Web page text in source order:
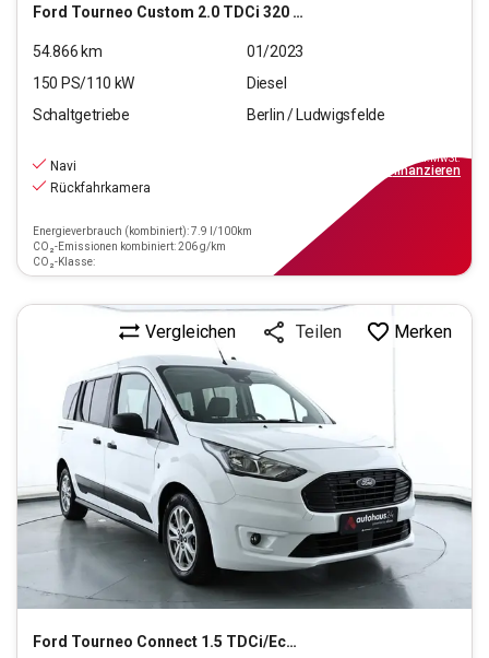
Ford Tourneo Custom 2.0 TDCi 320 L1 Titanium X (EURO 6d
54.866 km
01/2023
150 PS/110 kW
Diesel
Schaltgetriebe
Berlin / Ludwigsfelde
Navi
Rückfahrkamera
Energieverbrauch (kombiniert): 7.9 l/100km
CO₂-Emissionen kombiniert: 206 g/km
CO₂-Klasse:
inkl.MwSt.
finanzieren
Ford Tourneo Connect 1.5 TDCi/EcoBlue Grand Trend S/S (
Vergleichen Teilen Merken